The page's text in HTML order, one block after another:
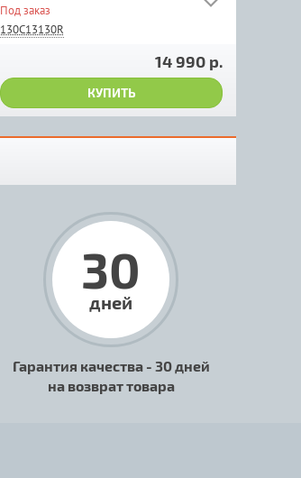
Под заказ
130C13130R
14 990 р.
КУПИТЬ
30
дней
Гарантия качества - 30 дней
на возврат товара